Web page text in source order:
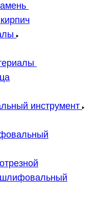
инструмент